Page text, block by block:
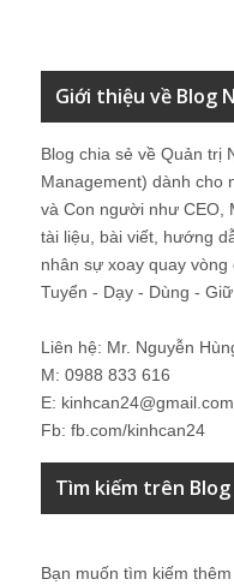
Giới thiệu về Blog
Blog chia sẻ về Quản trị
Management) dành cho
và Con người như CEO,
tài liệu, bài viết, hướng
nhân sự xoay quay
Tuyển - Dạy - Dùng - Giữ
Liên hệ: Mr. Nguyễn
M: 0988 833 616
E: kinhcan24@gmail.com
Fb: fb.com/kinhcan24
Tìm kiếm trên
Bạn muốn tìm kiếm